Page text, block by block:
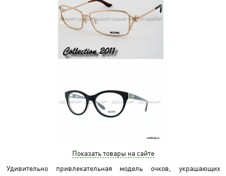
Показать товары на сайте
Удивительно привлекательная модель очков, украшающих